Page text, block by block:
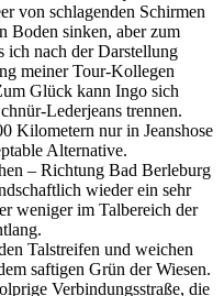
von schlagenden Schirmen
Boden sinken, aber zum
ich nach der Darstellung
meiner Tour-Kollegen
Glück kann Ingo sich
Lederjeans trennen.
Kilometern nur in Jeanshose
Alternative.
– Richtung Bad Berleburg
wieder ein sehr
weniger im Talbereich der
Talstreifen und weichen
saftigen Grün der Wiesen.
Verbindungsstraße, die